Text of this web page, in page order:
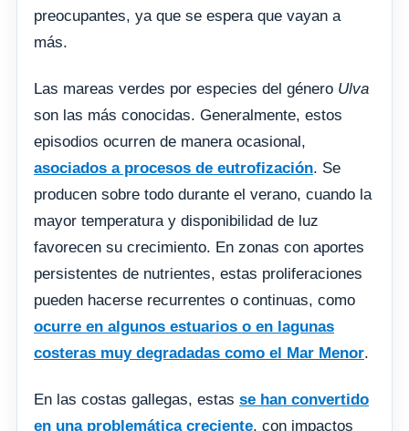
preocupantes, ya que se espera que vayan a
más.
Las mareas verdes por especies del género Ulva
son las más conocidas. Generalmente, estos
episodios ocurren de manera ocasional,
asociados a procesos de eutrofización. Se
producen sobre todo durante el verano, cuando la
mayor temperatura y disponibilidad de luz
favorecen su crecimiento. En zonas con aportes
persistentes de nutrientes, estas proliferaciones
pueden hacerse recurrentes o continuas, como
ocurre en algunos estuarios o en lagunas
costeras muy degradadas como el Mar Menor.
En las costas gallegas, estas se han convertido
en una problemática creciente, con impactos